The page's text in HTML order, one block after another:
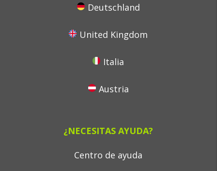
Deutschland
United Kingdom
Italia
Austria
¿NECESITAS AYUDA?
Centro de ayuda